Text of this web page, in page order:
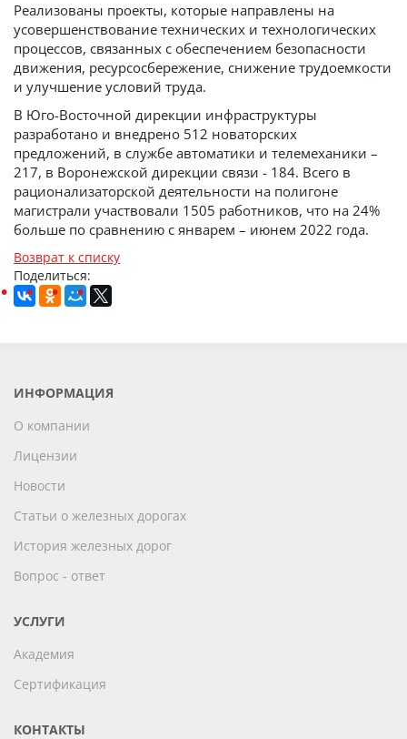
Реализованы проекты, которые направлены на
усовершенствование технических и технологических
процессов, связанных с обеспечением безопасности
движения, ресурсосбережение, снижение трудоемкости
и улучшение условий труда.
В Юго-Восточной дирекции инфраструктуры
разработано и внедрено 512 новаторских
предложений, в службе автоматики и телемеханики –
217, в Воронежской дирекции связи - 184. Всего в
рационализаторской деятельности на полигоне
магистрали участвовали 1505 работников, что на 24%
больше по сравнению с январем – июнем 2022 года.
Возврат к списку
Поделиться:
ИНФОРМАЦИЯ
О компании
Лицензии
Новости
Статьи о железных дорогах
История железных дорог
Вопрос - ответ
УСЛУГИ
Академия
Сертификация
КОНТАКТЫ